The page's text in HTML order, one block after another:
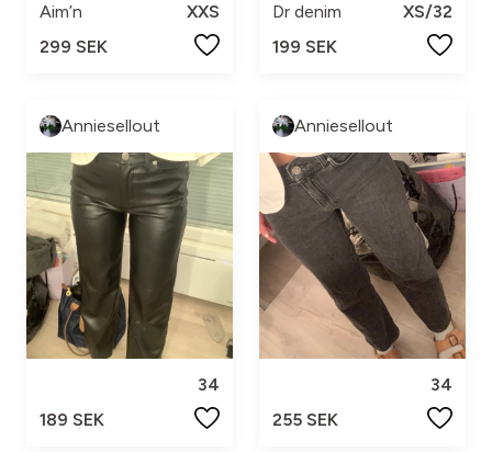
Aim’n
XXS
299 SEK
Dr denim
XS/32
199 SEK
Anniesellout
34
189 SEK
Anniesellout
34
255 SEK